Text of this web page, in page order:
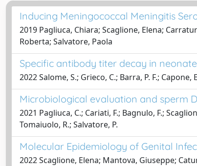
Inducing Meningococcal Meningitis
2019 Pagliuca, Chiara; Scaglione, Elena;
Roberta; Salvatore, Paola
Specific antibody titer decay in
2022 Salome, S.; Grieco, C.; Barra, P. F.;
Microbiological evaluation and sperm
2021 Pagliuca, C.; Cariati, F.; Bagnulo, F.;
Tomaiuolo, R.; Salvatore, P.
Molecular Epidemiology of Genital
2022 Scaglione, Elena; Mantova, Giuseppe;